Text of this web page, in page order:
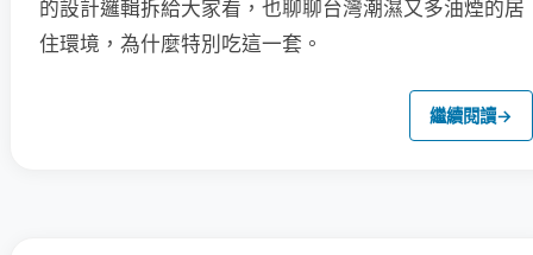
的設計邏輯拆給大家看，也聊聊台灣潮濕又多油煙的居
住環境，為什麼特別吃這一套。
繼續閱讀→